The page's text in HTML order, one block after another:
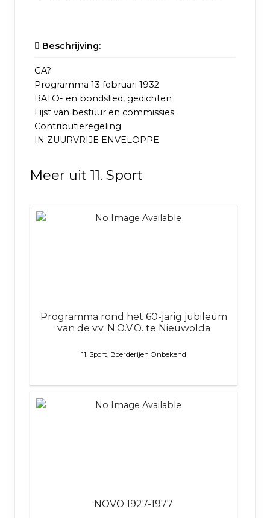
Beschrijving:
GA?
Programma 13 februari 1932
BATO- en bondslied, gedichten
Lijst van bestuur en commissies
Contributieregeling
IN ZUURVRIJE ENVELOPPE
Meer uit 11. Sport
Programma rond het 60-jarig jubileum
van de v.v. N.O.V.O. te Nieuwolda
11. Sport, Boerderijen Onbekend
NOVO 1927-1977